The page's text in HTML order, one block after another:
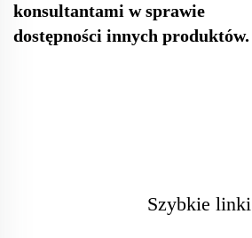
konsultantami w sprawie
dostępności innych produktów.
Szybkie linki